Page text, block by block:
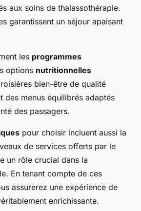
aux soins de thalassothérapie.
garantissent un séjour apaisant
les programmes
options nutritionnelles
bien-être de qualité
des menus équilibrés adaptés
des passagers.
pour choisir incluent aussi la
de services offerts par le
un rôle crucial dans la
En tenant compte de ces
assurerez une expérience de
enrichissante.